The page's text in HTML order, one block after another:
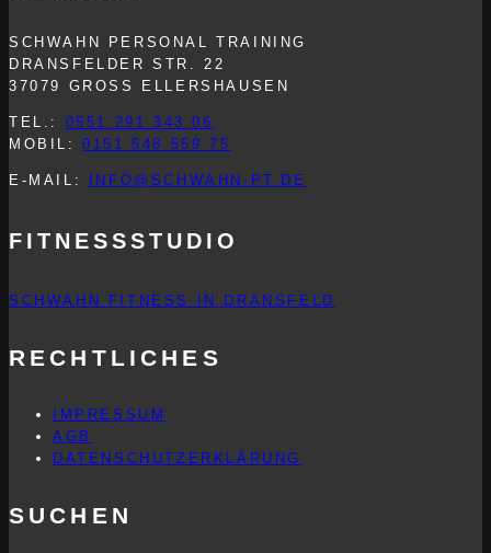
SCHWAHN PERSONAL TRAINING
DRANSFELDER STR. 22
37079 GROSS ELLERSHAUSEN
TEL.: 0551 291 343 06
MOBIL:0151 548 559 75
E-MAIL: INFO@SCHWAHN-PT.DE
FITNESSSTUDIO
SCHWAHN FITNESS IN DRANSFELD
RECHTLICHES
IMPRESSUM
AGB
DATENSCHUTZERKLÄRUNG
SUCHEN